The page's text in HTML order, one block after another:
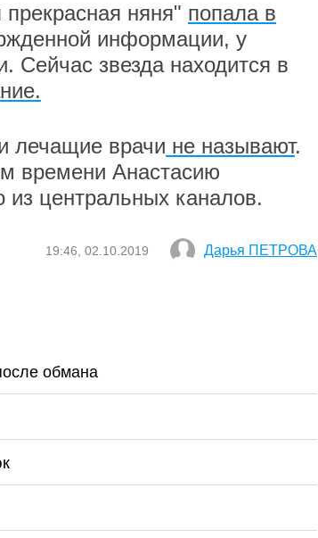
няня" попала в
информации, у
Сейчас звезда находится в
лечащие врачи не называют.
времени Анастасию
из центральных каналов.
19:46, 02.10.2019 Дарья ПЕТРОВА
обмана